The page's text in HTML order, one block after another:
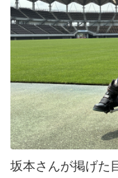
坂本さんが掲げた